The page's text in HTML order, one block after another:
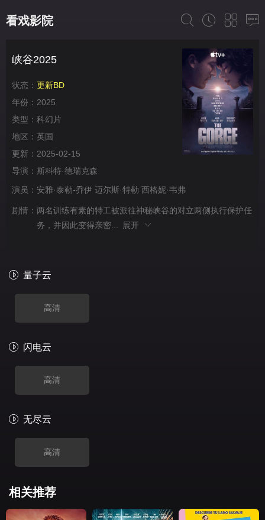
看戏影院
峡谷2025
状态： 更新BD
年份： 2025
类型： 科幻片
地区： 英国
更新： 2025-02-15
导演： 斯科特·德瑞克森
演员： 安雅·泰勒-乔伊 迈尔斯·特勒 西格妮·韦弗
剧情： 两名训练有素的特工被派往神秘峡谷的对立两侧执行保护任
务，并因此变得亲密...
展开
量子云
高清
闪电云
高清
无尽云
高清
相关推荐